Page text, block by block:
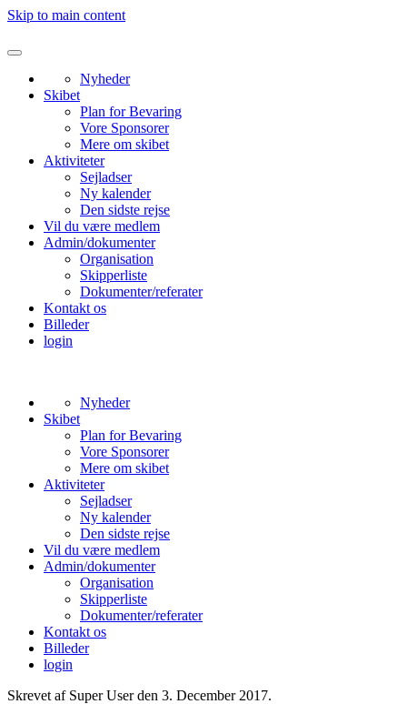
Skip to main content
Nyheder
Skibet
Plan for Bevaring
Vore Sponsorer
Mere om skibet
Aktiviteter
Sejladser
Ny kalender
Den sidste rejse
Vil du være medlem
Admin/dokumenter
Organisation
Skipperliste
Dokumenter/referater
Kontakt os
Billeder
login
Nyheder
Skibet
Plan for Bevaring
Vore Sponsorer
Mere om skibet
Aktiviteter
Sejladser
Ny kalender
Den sidste rejse
Vil du være medlem
Admin/dokumenter
Organisation
Skipperliste
Dokumenter/referater
Kontakt os
Billeder
login
Skrevet af Super User den 3. December 2017.